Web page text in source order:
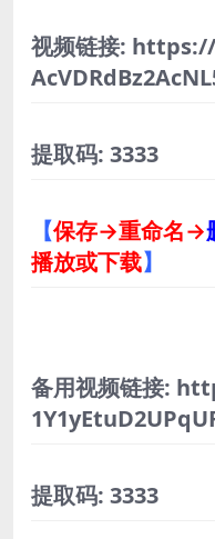
视频链接:
提取码: 3333
【保存→重命名→
播放或下载】
备用视频链接:
提取码: 3333